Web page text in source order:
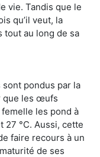
vie. Tandis que le
qu’il veut, la
tout au long de sa
pondus par la
que les œufs
les pond à
27 °C. Aussi, cette
faire recours à un
de ses